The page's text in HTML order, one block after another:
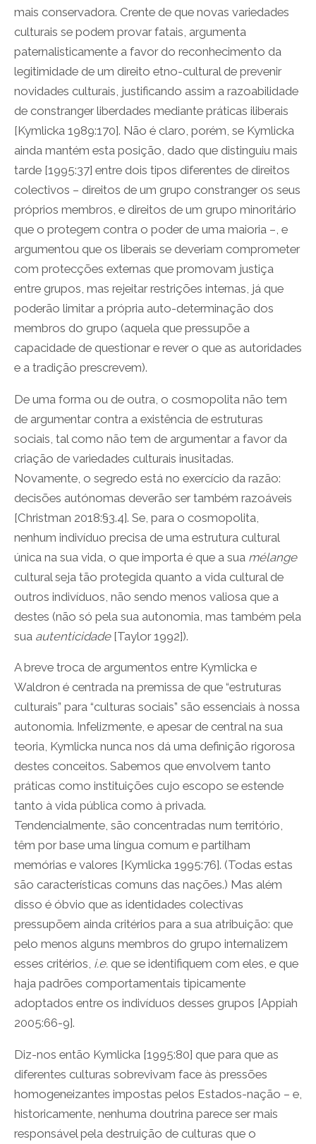
mais conservadora. Crente de que novas variedades
culturais se podem provar fatais, argumenta
paternalisticamente a favor do reconhecimento da
legitimidade de um direito etno-cultural de prevenir
novidades culturais, justificando assim a razoabilidade
de constranger liberdades mediante práticas iliberais
[Kymlicka 1989:170]. Não é claro, porém, se Kymlicka
ainda mantém esta posição, dado que distinguiu mais
tarde [1995:37] entre dois tipos diferentes de direitos
colectivos – direitos de um grupo constranger os seus
próprios membros, e direitos de um grupo minoritário
que o protegem contra o poder de uma maioria –, e
argumentou que os liberais se deveriam comprometer
com protecções externas que promovam justiça
entre grupos, mas rejeitar restrições internas, já que
poderão limitar a própria auto-determinação dos
membros do grupo (aquela que pressupõe a
capacidade de questionar e rever o que as autoridades
e a tradição prescrevem).
De uma forma ou de outra, o cosmopolita não tem
de argumentar contra a existência de estruturas
sociais, tal como não tem de argumentar a favor da
criação de variedades culturais inusitadas.
Novamente, o segredo está no exercício da razão:
decisões autónomas deverão ser também razoáveis
[Christman 2018:§3.4]. Se, para o cosmopolita,
nenhum indivíduo precisa de uma estrutura cultural
única na sua vida, o que importa é que a sua mélange
cultural seja tão protegida quanto a vida cultural de
outros indivíduos, não sendo menos valiosa que a
destes (não só pela sua autonomia, mas também pela
sua autenticidade[Taylor 1992]).
A breve troca de argumentos entre Kymlicka e
Waldron é centrada na premissa de que “estruturas
culturais” para “culturas sociais” são essenciais à nossa
autonomia. Infelizmente, e apesar de central na sua
teoria, Kymlicka nunca nos dá uma definição rigorosa
destes conceitos. Sabemos que envolvem tanto
práticas como instituições cujo escopo se estende
tanto à vida pública como à privada.
Tendencialmente, são concentradas num território,
têm por base uma língua comum e partilham
memórias e valores [Kymlicka 1995:76]. (Todas estas
são características comuns das nações.) Mas além
disso é óbvio que as identidades colectivas
pressupõem ainda critérios para a sua atribuição: que
pelo menos alguns membros do grupo internalizem
esses critérios, i.e. que se identifiquem com eles, e que
haja padrões comportamentais tipicamente
adoptados entre os indivíduos desses grupos [Appiah
2005:66-9].
Diz-nos então Kymlicka [1995:80] que para que as
diferentes culturas sobrevivam face às pressões
homogeneizantes impostas pelos Estados-nação – e,
historicamente, nenhuma doutrina parece ser mais
responsável pela destruição de culturas que o